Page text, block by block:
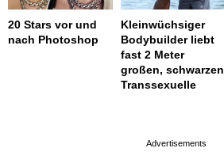
20 Stars vor und
nach Photoshop
Kleinwüchsiger
Bodybuilder liebt
fast 2 Meter
großen, schwarzen
Transsexuelle